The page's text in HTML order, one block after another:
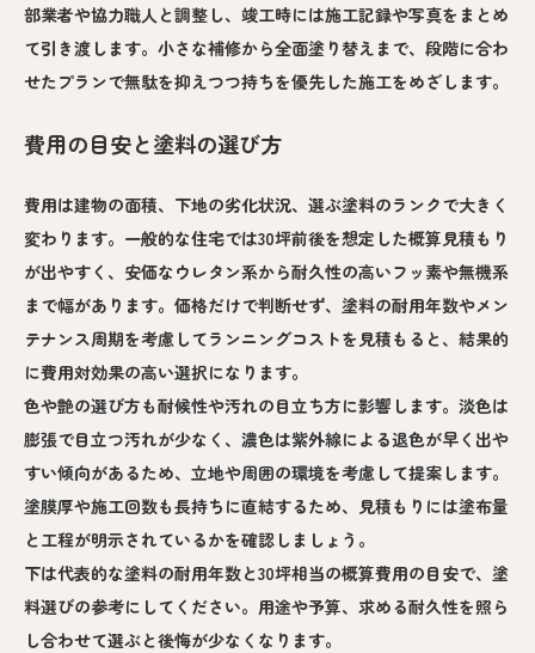
部業者や協力職人と調整し、竣工時には施工記録や写真をまとめ
て引き渡します。小さな補修から全面塗り替えまで、段階に合わ
せたプランで無駄を抑えつつ持ちを優先した施工をめざします。
費用の目安と塗料の選び方
費用は建物の面積、下地の劣化状況、選ぶ塗料のランクで大きく
変わります。一般的な住宅では30坪前後を想定した概算見積もり
が出やすく、安価なウレタン系から耐久性の高いフッ素や無機系
まで幅があります。価格だけで判断せず、塗料の耐用年数やメン
テナンス周期を考慮してランニングコストを見積もると、結果的
に費用対効果の高い選択になります。
色や艶の選び方も耐候性や汚れの目立ち方に影響します。淡色は
膨張で目立つ汚れが少なく、濃色は紫外線による退色が早く出や
すい傾向があるため、立地や周囲の環境を考慮して提案します。
塗膜厚や施工回数も長持ちに直結するため、見積もりには塗布量
と工程が明示されているかを確認しましょう。
下は代表的な塗料の耐用年数と30坪相当の概算費用の目安で、塗
料選びの参考にしてください。用途や予算、求める耐久性を照ら
し合わせて選ぶと後悔が少なくなります。